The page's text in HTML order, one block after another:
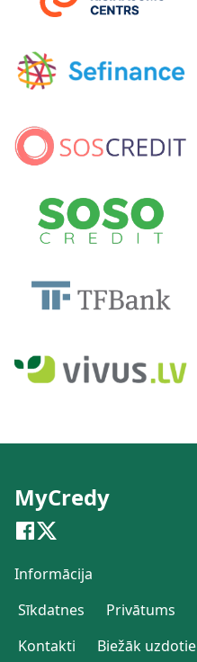
MyCredy
Informācija
Sīkdatnes
Privātums
Kontakti
Biežāk